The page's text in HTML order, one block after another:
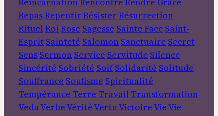
RepasRepentir Résister Résurrection
Rituel Roi Rose Sagesse Sainte Face Saint-
Esprit Sainteté Salomon Sanctuaire Secret
Sens Sermon Service Servitude Silence
Sincérité Sobriété Soif Solidarité Solitude
Souffrance Soufisme Spiritualité
Tempérance Terre Travail Transformation
VedaVerbeVéritéVertuVictoireVieVie